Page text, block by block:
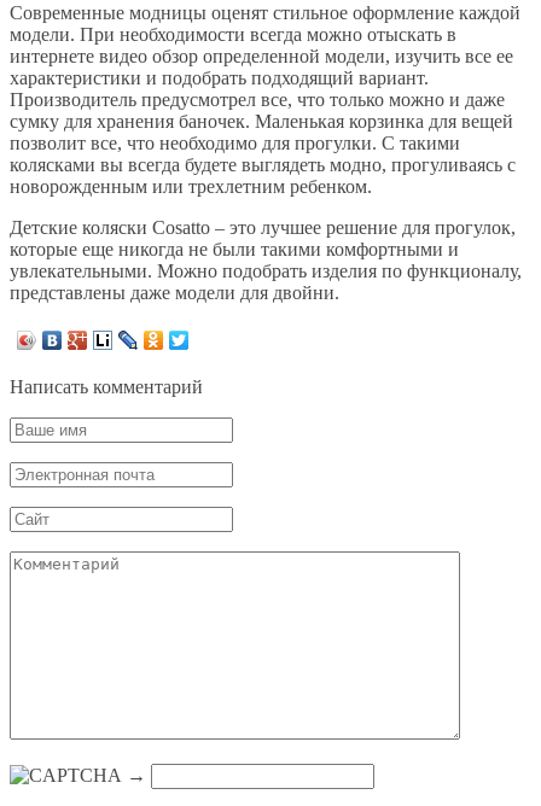
Современные модницы оценят стильное оформление каждой
модели. При необходимости всегда можно отыскать в
интернете видео обзор определенной модели, изучить все ее
характеристики и подобрать подходящий вариант.
Производитель предусмотрел все, что только можно и даже
сумку для хранения баночек. Маленькая корзинка для вещей
позволит все, что необходимо для прогулки. С такими
колясками вы всегда будете выглядеть модно, прогуливаясь с
новорожденным или трехлетним ребенком.
Детские коляски Cosatto – это лучшее решение для прогулок,
которые еще никогда не были такими комфортными и
увлекательными. Можно подобрать изделия по функционалу,
представлены даже модели для двойни.
Написать комментарий
→